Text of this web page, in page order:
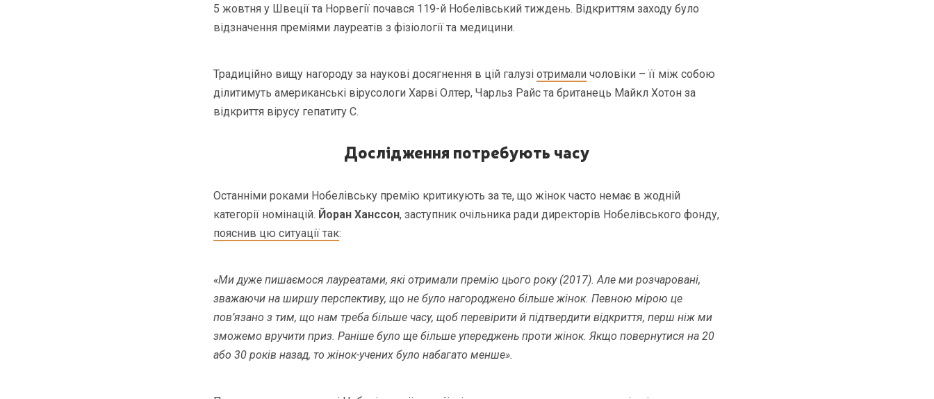
5 жовтня у Швеції та Норвегії почався 119-й Нобелівський тиждень. Відкриттям заходу було
відзначення преміями лауреатів з фізіології та медицини.
Традиційно вищу нагороду за наукові досягнення в цій галузі отримали чоловіки – її між собою
ділитимуть американські вірусологи Харві Олтер, Чарльз Райс та британець Майкл Хотон за
відкриття вірусу гепатиту С.
Дослідження потребують часу
Останніми роками Нобелівську премію критикують за те, що жінок часто немає в жодній
категорії номінацій. Йоран Ханссон, заступник очільника ради директорів Нобелівського фонду,
пояснив цю ситуації так:
«Ми дуже пишаємося лауреатами, які отримали премію цього року (2017). Але ми розчаровані,
зважаючи на ширшу перспективу, що не було нагороджено більше жінок. Певною мірою це
пов’язано з тим, що нам треба більше часу, щоб перевірити й підтвердити відкриття, перш ніж ми
зможемо вручити приз. Раніше було ще більше упереджень проти жінок. Якщо повернутися на 20
або 30 років назад, то жінок-учених було набагато менше».